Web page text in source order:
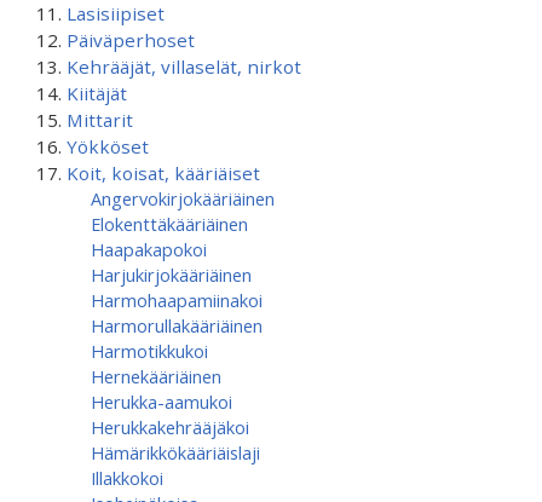
Lasisiipiset
Päiväperhoset
Kehrääjät, villaselät, nirkot
Kiitäjät
Mittarit
Yökköset
Koit, koisat, kääriäiset
Angervokirjokääriäinen
Elokenttäkääriäinen
Haapakapokoi
Harjukirjokääriäinen
Harmohaapamiinakoi
Harmorullakääriäinen
Harmotikkukoi
Hernekääriäinen
Herukka-aamukoi
Herukkakehrääjäkoi
Hämärikkökääriäislaji
Illakkokoi